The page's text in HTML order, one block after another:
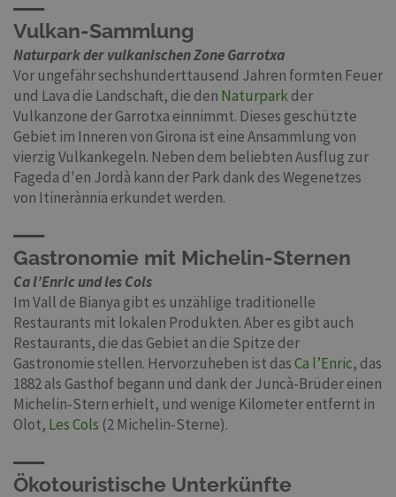
Vulkan-Sammlung
Naturpark der vulkanischen Zone Garrotxa
Vor ungefähr sechshunderttausend Jahren formten Feuer
und Lava die Landschaft, die den Naturparkder
Vulkanzone der Garrotxa einnimmt. Dieses geschützte
Gebiet im Inneren von Girona ist eine Ansammlung von
vierzig Vulkankegeln. Neben dem beliebten Ausflug zur
Fageda d'en Jordà kann der Park dank des Wegenetzes
von Itinerànnia erkundet werden.
Gastronomie mit Michelin-Sternen
Ca l’Enric und les Cols
Im Vall de Bianya gibt es unzählige traditionelle
Restaurants mit lokalen Produkten. Aber es gibt auch
Restaurants, die das Gebiet an die Spitze der
Gastronomie stellen. Hervorzuheben ist dasCa l’Enric, das
1882 als Gasthof begann und dank der Juncà-Brüder einen
Michelin-Stern erhielt, und wenige Kilometer entfernt in
Olot, Les Cols (2 Michelin-Sterne).
Ökotouristische Unterkünfte